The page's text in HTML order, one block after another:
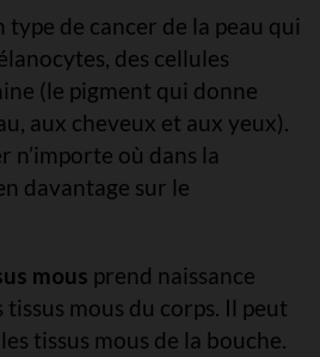
type de cancer de la peau qui
des cellules
(le pigment qui donne
aux cheveux et aux yeux).
n’importe où dans la
davantage sur le
mous prend naissance
tissus mous du corps. Il peut
tissus mous de la bouche.